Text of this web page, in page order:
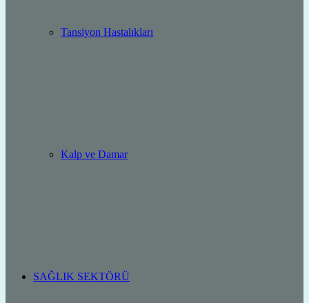
Tansiyon Hastalıkları
Kalp ve Damar
SAĞLIK SEKTÖRÜ